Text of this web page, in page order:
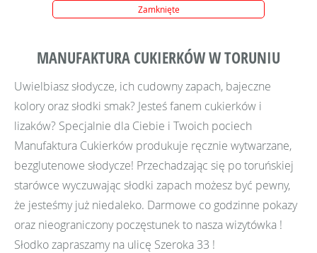
Zamknięte
MANUFAKTURA CUKIERKÓW W TORUNIU
Uwielbiasz słodycze, ich cudowny zapach, bajeczne
kolory oraz słodki smak? Jesteś fanem cukierków i
lizaków? Specjalnie dla Ciebie i Twoich pociech
Manufaktura Cukierków produkuje ręcznie wytwarzane,
bezglutenowe słodycze! Przechadzając się po toruńskiej
starówce wyczuwając słodki zapach możesz być pewny,
że jesteśmy już niedaleko. Darmowe co godzinne pokazy
oraz nieograniczony poczęstunek to nasza wizytówka !
Słodko zapraszamy na ulicę Szeroka 33 !